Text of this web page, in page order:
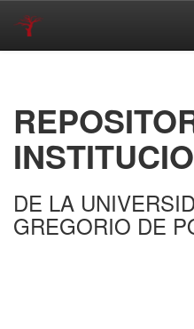
DE LA
GREGORIO DE